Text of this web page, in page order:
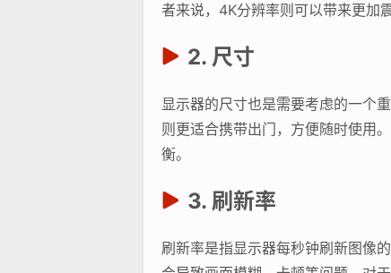
者来说，4K分辨率则可以带来更加
2. 尺寸
显示器的尺寸也是需要考虑的一个
则更适合携带出门，方便随时使用
衡。
3. 刷新率
刷新率是指显示器每秒钟刷新图像